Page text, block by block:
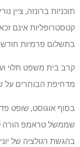
תוכניות ברונזה, ציין
בתשלום פרמיות
קרב בית משפט תלוי
מדחיפת הבוחרים על
בסוף אוגוסט, שופט
שממשל טראמפ הורה
בהגשת רגולציה של